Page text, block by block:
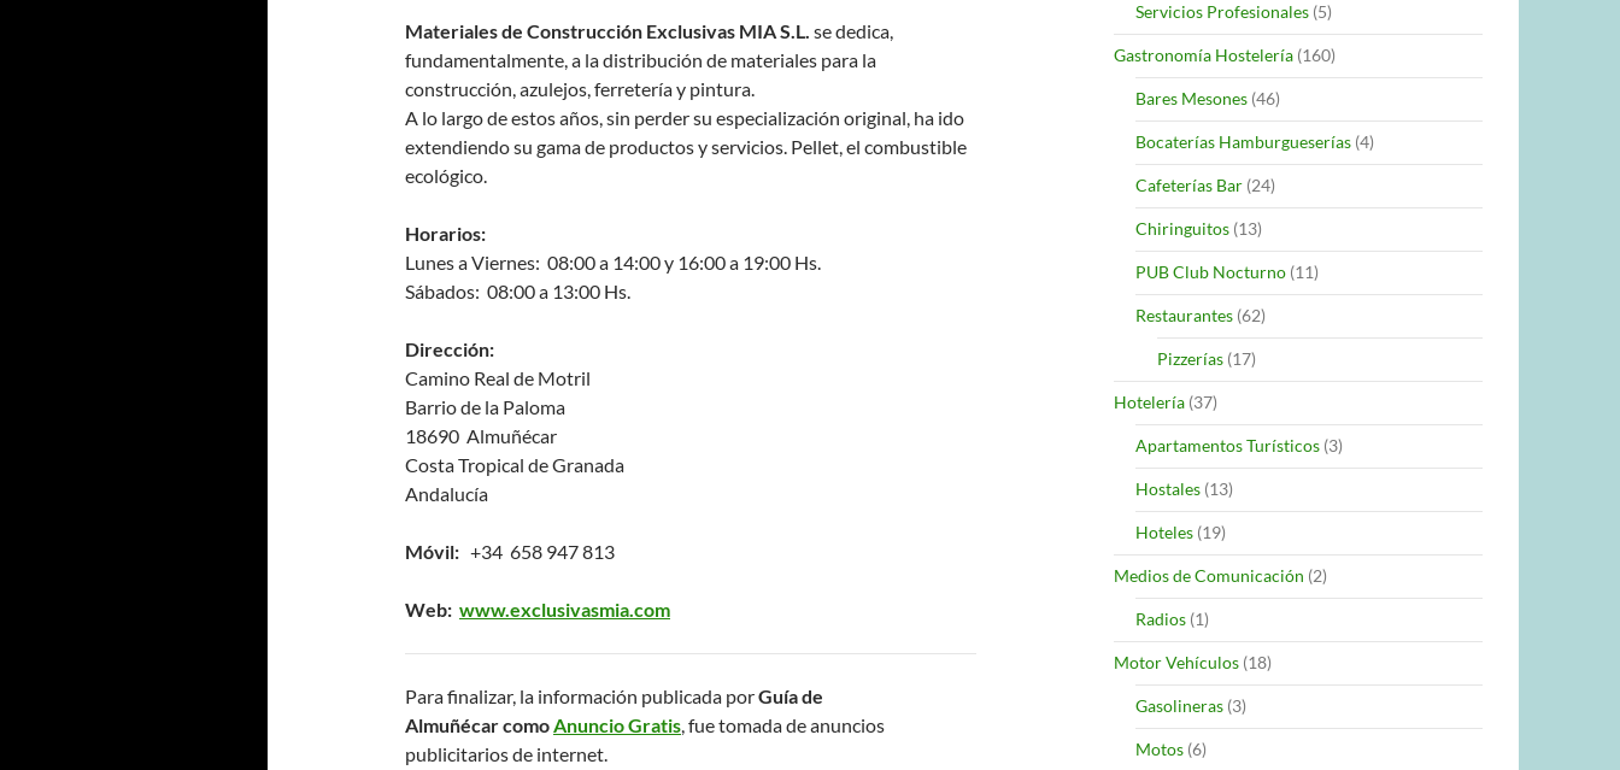
Materiales de Construcción Exclusivas MIA S.L. se dedica,
fundamentalmente, a la distribución de materiales para la
construcción, azulejos, ferretería y pintura.
A lo largo de estos años, sin perder su especialización original, ha ido
extendiendo su gama de productos y servicios. Pellet, el combustible
ecológico.
Horarios:
Lunes a Viernes: 08:00 a 14:00 y 16:00 a 19:00 Hs.
Sábados: 08:00 a 13:00 Hs.
Dirección:
Camino Real de Motril
Barrio de la Paloma
18690 Almuñécar
Costa Tropical de Granada
Andalucía
Móvil: +34 658 947 813
Web: www.exclusivasmia.com
Para finalizar, la información publicada porGuía de
Almuñécar comoAnuncio Gratis, fue tomada de anuncios
publicitarios de internet.
Servicios Profesionales (5)
Gastronomía Hostelería (160)
Bares Mesones (46)
Bocaterías Hamburgueserías (4)
Cafeterías Bar (24)
Chiringuitos (13)
PUB Club Nocturno (11)
Restaurantes (62)
Pizzerías (17)
Hotelería (37)
Apartamentos Turísticos (3)
Hostales (13)
Hoteles (19)
Medios de Comunicación (2)
Radios (1)
Motor Vehículos (18)
Gasolineras (3)
Motos (6)